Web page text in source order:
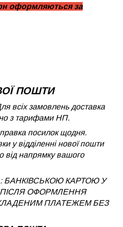
оформляються за
ПОШТИ
всіх замовлень доставка
з тарифами НП.
посилок щодня.
у відділенні нової пошти
від напрямку вашого
КАРТОЮ У
ОФОРМЛЕННЯ
ПЛАТЕЖЕМ БЕЗ